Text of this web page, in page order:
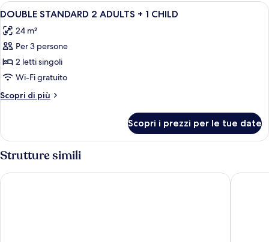
ADULTS
Apri
tutte
le
foto
per
DOUBLE
STANDARD
2
+
CHILD
Una scrivania, tende oscuranti,
3
DOUBLE STANDARD 2 ADULTS + 1 CHILD
24 m²
Per 3 persone
2 letti singoli
Wi-Fi gratuito
Scopri di più
Altri
STANDARD
2
ADULTS
1
Scopri i prezzi per le tue date
Strutture simili
Sol Milanos Pingüinos Valentin